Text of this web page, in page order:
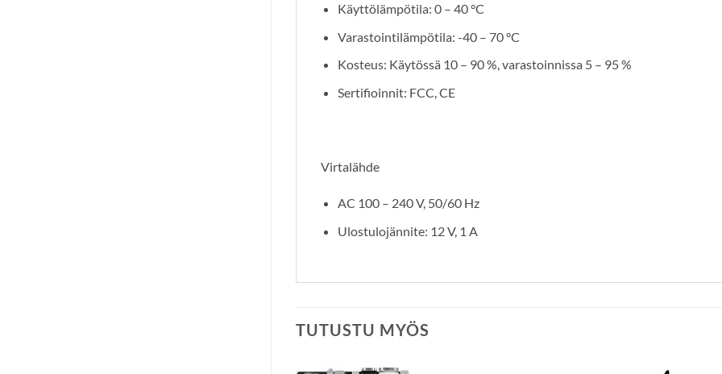
Käyttölämpötila: 0 – 40 °C
Varastointilämpötila: -40 – 70 °C
Kosteus: Käytössä 10 – 90 %, varastoinnissa 5 – 95 %
Sertifioinnit: FCC, CE
Virtalähde
AC 100 – 240 V, 50/60 Hz
Ulostulojännite: 12 V, 1 A
TUTUSTU MYÖS